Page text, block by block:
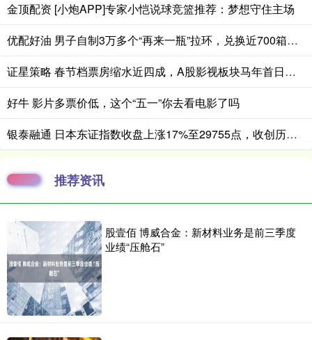
金顶配资 [小炮APP]专家小恺说球竞篮推荐：梦想守住主场
优配好油 男子自制3万多个“再来一瓶”拉环，兑换近700箱啤酒！警方：他称个人饮用，实为出售获利
证星策略 春节档票房缩水近四成，A股影视板块马年首日垫底
好牛 影片多票价低，这个“五一”你去看电影了吗
银泰融通 日本东证指数收盘上涨17%至29755点，收创历史新高
推荐资讯
股壹佰 博威合金：新材料业务是前三季度
业绩“压舱石”